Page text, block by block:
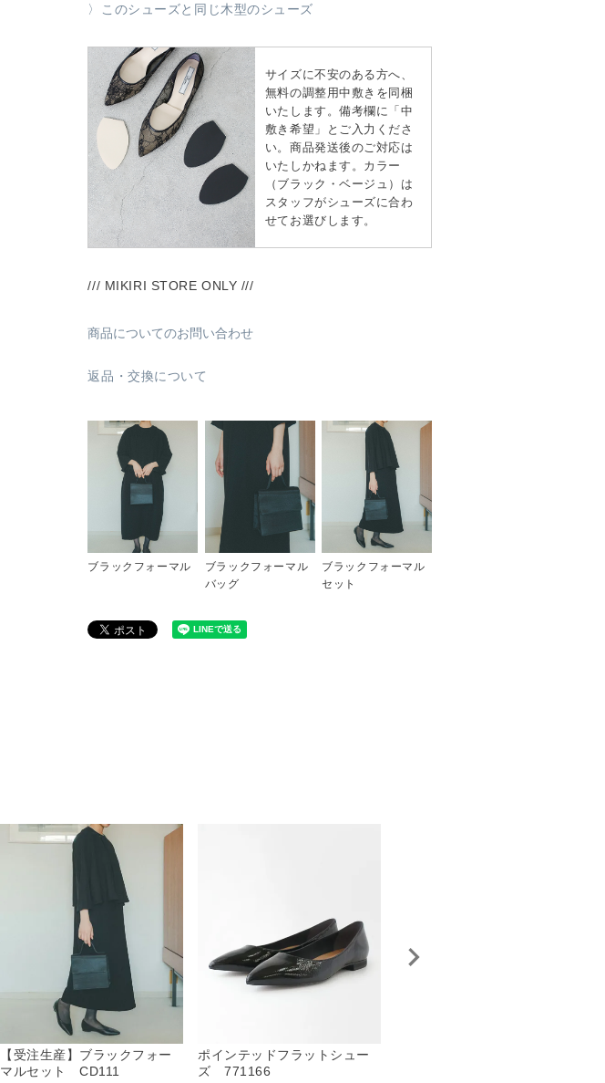
〉このシューズと同じ木型のシューズ
サイズに不安のある方へ、
無料の調整用中敷きを同梱
いたします。備考欄に「中
敷き希望」とご入力くださ
い。商品発送後のご対応は
いたしかねます。カラー
（ブラック・ベージュ）は
スタッフがシューズに合わ
せてお選びします。
/// MIKIRI STORE ONLY ///
商品についてのお問い合わせ
返品・交換について
ブラックフォーマル
ブラックフォーマル
バッグ
ブラックフォーマル
セット
【受注生産】ブラックフォー
マルセット CD111
ポインテッドフラットシュー
ズ 771166